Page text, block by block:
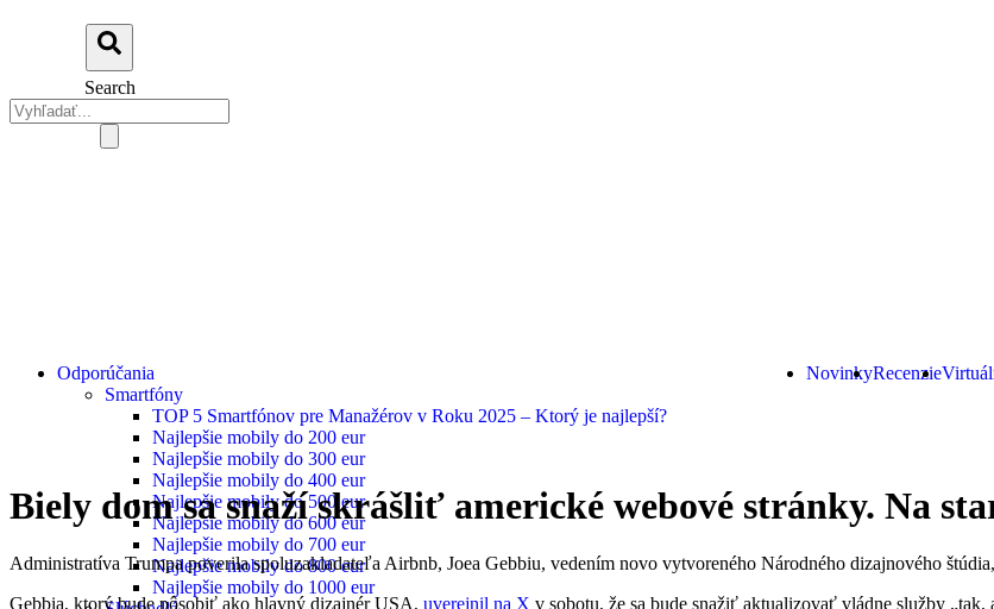
Search
Odporúčania
Smartfóny
TOP 5 Smartfónov pre Manažérov v Roku 2025 – Ktorý je najlepší?
Najlepšie mobily do 200 eur
Najlepšie mobily do 300 eur
Najlepšie mobily do 400 eur
Najlepšie mobily do 500 eur
Najlepšie mobily do 600 eur
Najlepšie mobily do 700 eur
Najlepšie mobily do 800 eur
Najlepšie mobily do 1000 eur
NovinkyRecenzie
Biely dom sa snaží skrášliť americké webové stránky. Na
Administratíva Trumpa poverila spoluzakladateľa Airbnb, Joea Gebbiu, vedením novo vytvoreného Národného dizajnového
Gebbia, ktorý bude pôsobiť ako hlavný dizajnér USA, uverejnil na X v sobotu, že sa bude snažiť aktualizovať vládne služby